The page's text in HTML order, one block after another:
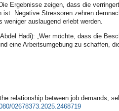
Ergebnisse zeigen, dass die
Negative Stressoren zehren
auslaugend erlebt werden.
Hadi): „Wer möchte, dass die
eine Arbeitsumgebung zu schaffen,
relationship between job demands,
02678373.2025.2468719